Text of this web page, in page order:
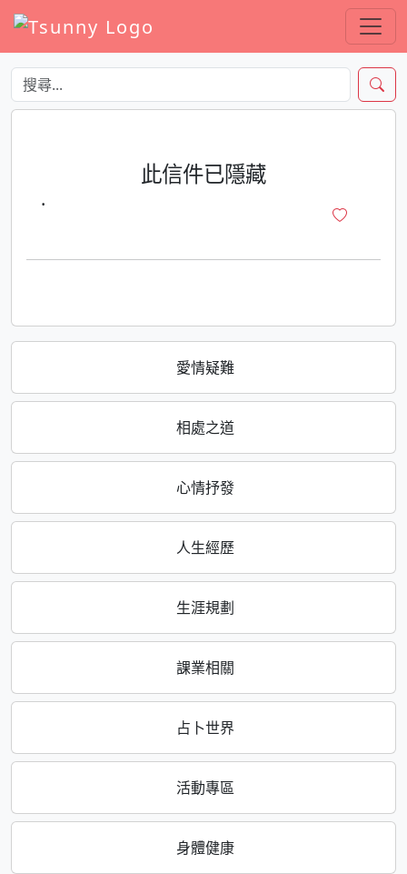
愛情疑難
相處之道
心情抒發
人生經歷
生涯規劃
課業相關
占卜世界
活動專區
身體健康
此信件已隱藏
·